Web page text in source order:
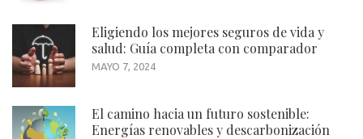
Eligiendo los mejores seguros de vida y
salud: Guía completa con comparador
MAYO 7, 2024
El camino hacia un futuro sostenible:
Energías renovables y descarbonización